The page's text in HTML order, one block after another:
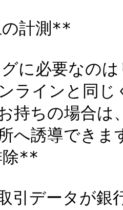
計測**
ラインと同
持ちの場合は
へ誘導できま
**